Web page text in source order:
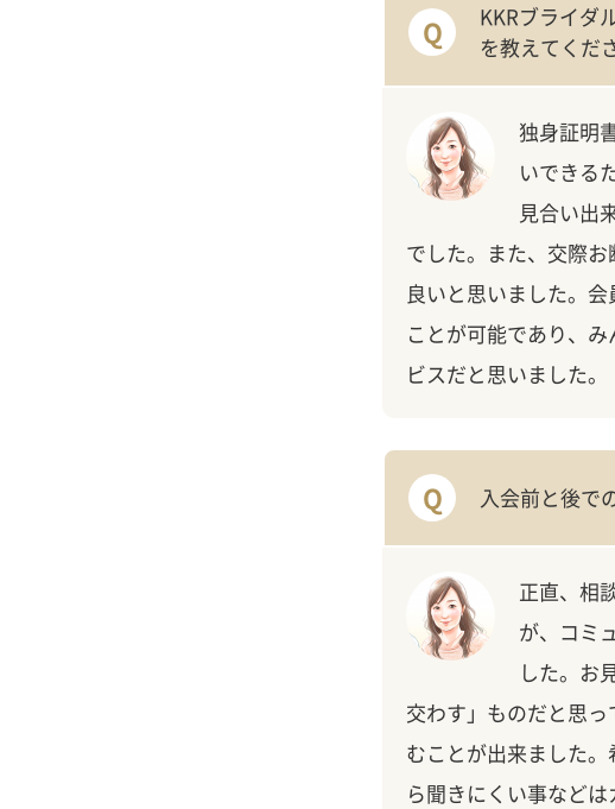
Q
KKRブライダ
を教えてくだ
独身証明
いできる
見合い出
でした。また、交際
良いと思いました。
ことが可能であり、
ビスだと思いました。
Q 入会前と後で
正直、相
が、コミ
した。お
交わす」ものだと思
むことが出来ました
ら聞きにくい事など